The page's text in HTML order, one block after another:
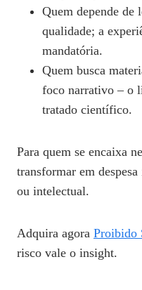
Quem depende de
qualidade; a
mandatória.
Quem busca
foco narrativo – o
tratado científico.
Para quem se encaixa
transformar em
ou intelectual.
Adquira agora Proibido
risco vale o insight.